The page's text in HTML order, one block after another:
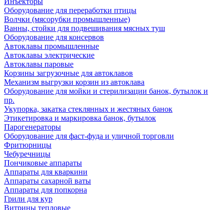
Оборудование для переработки птицы
Волчки (мясорубки промышленные)
Ванны, стойки для подвешивания мясных туш
Оборудование для консервов
Автоклавы промышленные
Автоклавы электрические
Автоклавы паровые
Корзины загрузочные для автоклавов
Механизм выгрузки корзин из автоклава
Оборудование для мойки и стерилизации банок, бутылок и
пр.
Укупорка, закатка стеклянных и жестяных банок
Этикетировка и маркировка банок, бутылок
Парогенераторы
Оборудование для фаст-фуда и уличной торговли
Фритюрницы
Чебуречницы
Пончиковые аппараты
Аппараты для кваркини
Аппараты сахарной ваты
Аппараты для попкорна
Грили для кур
Витрины тепловые